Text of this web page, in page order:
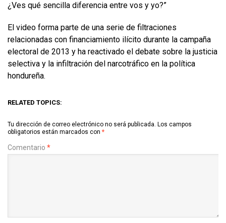
¿Ves qué sencilla diferencia entre vos y yo?”
El video forma parte de una serie de filtraciones
relacionadas con financiamiento ilícito durante la campaña
electoral de 2013 y ha reactivado el debate sobre la justicia
selectiva y la infiltración del narcotráfico en la política
hondureña.
RELATED TOPICS:
Tu dirección de correo electrónico no será publicada. Los campos
obligatorios están marcados con *
Comentario *